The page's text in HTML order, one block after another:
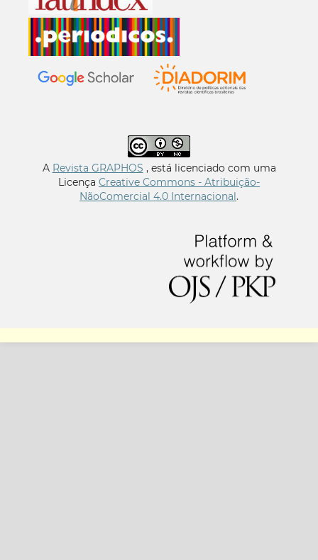
A Revista GRAPHOS , está licenciado com uma
Licença Creative Commons - Atribuição-
NãoComercial 4.0 Internacional.